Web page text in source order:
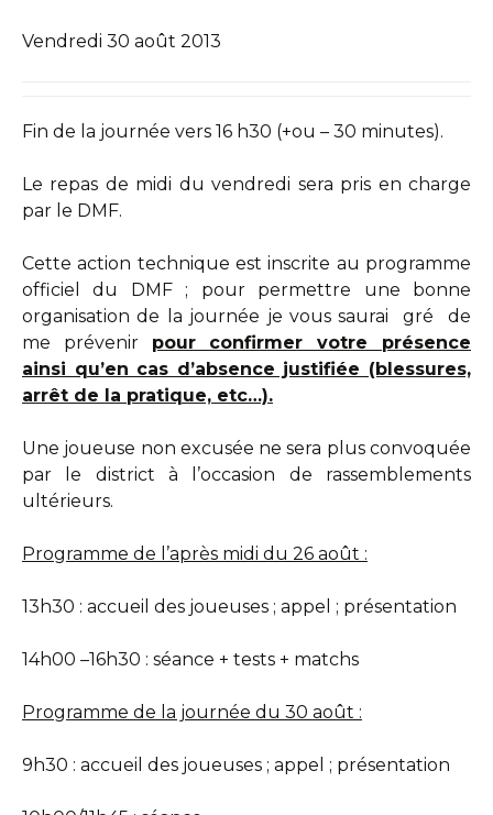
Vendredi 30 août 2013
Fin de la journée vers 16 h30 (+ou – 30 minutes).
Le repas de midi du vendredi sera pris en charge
par le DMF.
Cette action technique est inscrite au programme
officiel du DMF ; pour permettre une bonne
organisation de la journée je vous saurai gré de
me prévenir pour confirmer votre présence
ainsi qu’en cas d’absence justifiée (blessures,
arrêt de la pratique, etc…).
Une joueuse non excusée ne sera plus convoquée
par le district à l’occasion de rassemblements
ultérieurs.
Programme de l’après midi du 26 août :
13h30 : accueil des joueuses ; appel ; présentation
14h00 –16h30 : séance + tests + matchs
Programme de la journée du 30 août :
9h30 : accueil des joueuses ; appel ; présentation